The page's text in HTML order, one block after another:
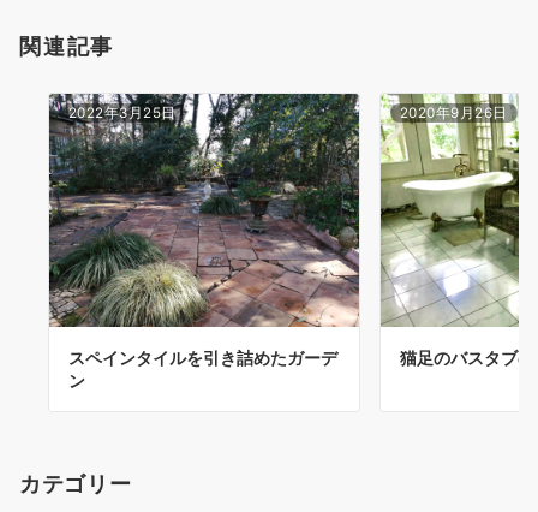
関連記事
2022年3月25日
スペインタイルを引き詰めたガーデ
ン
2020年9月26日
猫足のバスタブ
カテゴリー